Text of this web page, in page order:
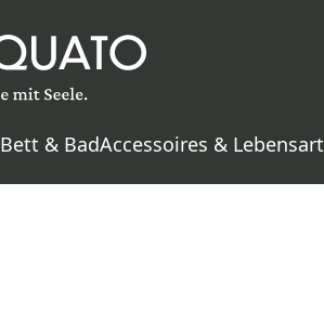
Bett & BadAccessoires & Lebensart